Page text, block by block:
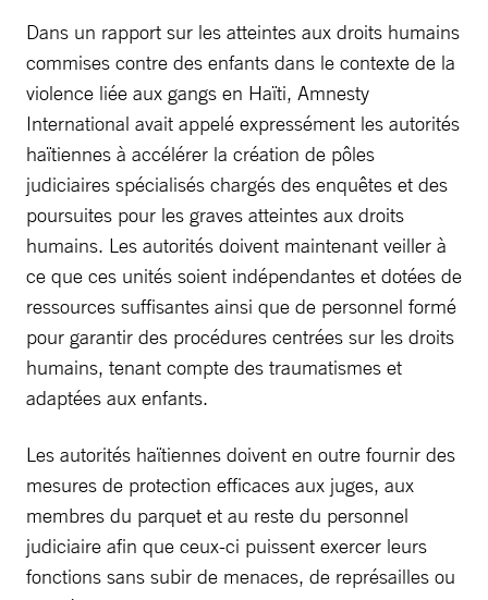
Dans un rapport sur les atteintes aux droits humains
commises contre des enfants dans le contexte de la
violence liée aux gangs en Haïti, Amnesty
International avait appelé expressément les autorités
haïtiennes à accélérer la création de pôles
judiciaires spécialisés chargés des enquêtes et des
poursuites pour les graves atteintes aux droits
humains. Les autorités doivent maintenant veiller à
ce que ces unités soient indépendantes et dotées de
ressources suffisantes ainsi que de personnel formé
pour garantir des procédures centrées sur les droits
humains, tenant compte des traumatismes et
adaptées aux enfants.
Les autorités haïtiennes doivent en outre fournir des
mesures de protection efficaces aux juges, aux
membres du parquet et au reste du personnel
judiciaire afin que ceux-ci puissent exercer leurs
fonctions sans subir de menaces, de représailles ou